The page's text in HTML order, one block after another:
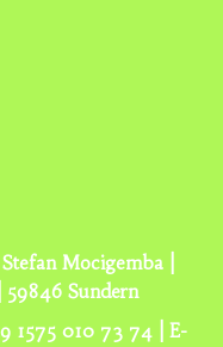
Mocigemba |
59846 Sundern
1575 010 73 74 | E-